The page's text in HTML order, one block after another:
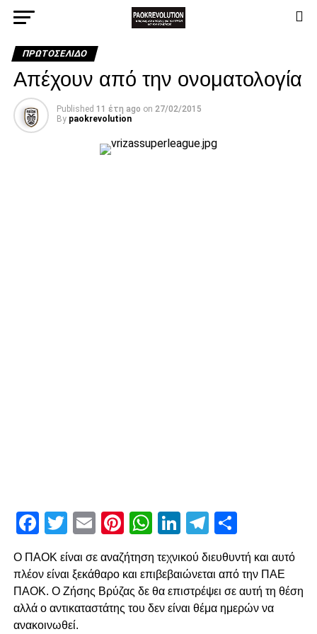
ΠΡΩΤΟΣΈΛΙΔΟ
Απέχουν από την ονοματολογία
Published 11 έτη ago on 27/02/2015
By paokrevolution
Facebook
Twitter
EmailPinterest
WhatsApp
LinkedIn
Telegram
Ο ΠΑΟΚ είναι σε αναζήτηση τεχνικού διευθυντή και αυτό
πλέον είναι ξεκάθαρο και επιβεβαιώνεται από την ΠΑΕ
ΠΑΟΚ. Ο Ζήσης Βρύζας δε θα επιστρέψει σε αυτή τη θέση
αλλά ο αντικαταστάτης του δεν είναι θέμα ημερών να
ανακοινωθεί.